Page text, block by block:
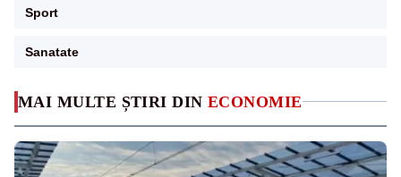
MAI MULTE ȘTIRI DIN ECONOMIE
Sport
Sanatate